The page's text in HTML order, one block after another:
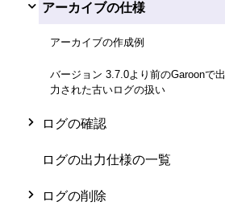
アーカイブの仕様
アーカイブの作成例
バージョン 3.7.0より前のGaroonで出
力された古いログの扱い
ログの確認
ログの出力仕様の一覧
ログの削除